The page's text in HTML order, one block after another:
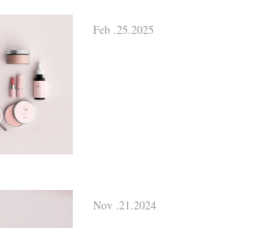
Feb .25.2025
Nov .21.2024